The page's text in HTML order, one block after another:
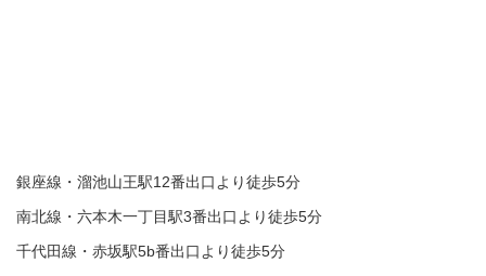
銀座線・溜池山王駅12番出口より徒歩5分
南北線・六本木一丁目駅3番出口より徒歩5分
千代田線・赤坂駅5b番出口より徒歩5分